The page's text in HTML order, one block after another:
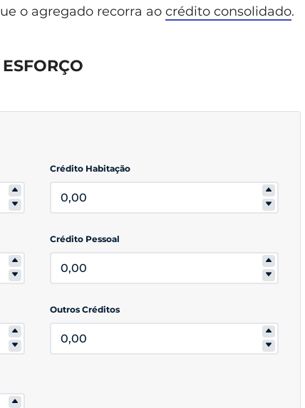
o agregado recorra ao crédito consolidado.
Crédito Habitação
Crédito Pessoal
Outros Créditos